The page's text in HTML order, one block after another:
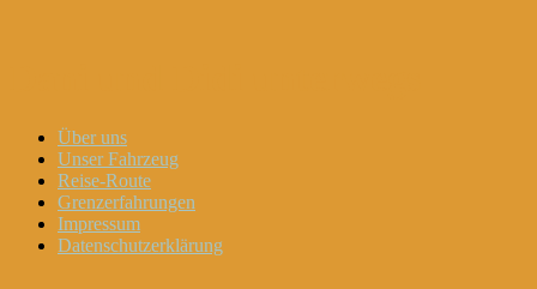
Menu
Widgets
Search
Skip
content
Über uns
Unser Fahrzeug
Reise-Route
Grenzerfahrungen
Impressum
Datenschutzerklärung